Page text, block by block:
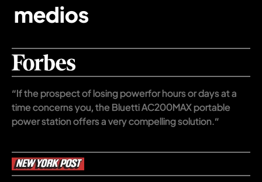
medios
“If the prospect of losing powerfor hours or days at a
time concerns you, the Bluetti AC200MAX portable
power station offers a very compelling solution.”